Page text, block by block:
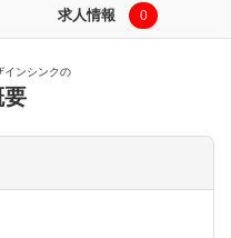
求人情報 0
インシンクの
要